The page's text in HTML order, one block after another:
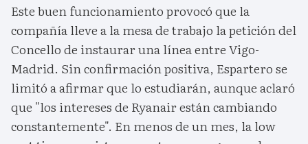
Este buen funcionamiento provocó que la
compañía lleve a la mesa de trabajo la petición del
Concello de instaurar una línea entre Vigo-
Madrid. Sin confirmación positiva, Espartero se
limitó a afirmar que lo estudiarán, aunque aclaró
que "los intereses de Ryanair están cambiando
constantemente". En menos de un mes, la low